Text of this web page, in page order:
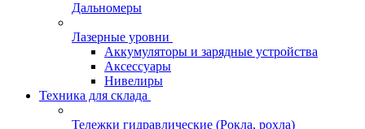
Дальномеры
Лазерные уровни
Аккумуляторы и зарядные устройства
Аксессуары
Нивелиры
Техника для склада
Тележки гидравлические (Рокла, рохла)